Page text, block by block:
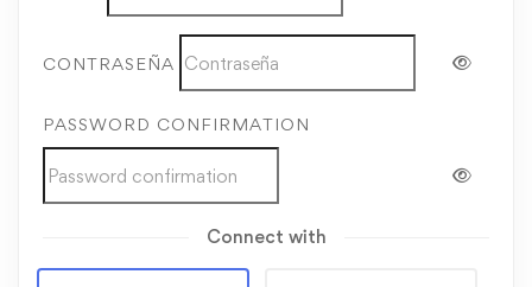
CONTRASEÑA
PASSWORD CONFIRMATION
Connect with